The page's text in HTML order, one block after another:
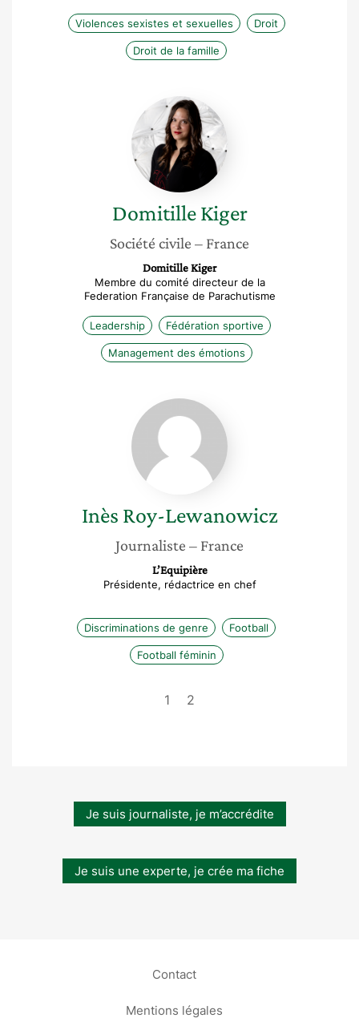
Violences sexistes et sexuelles Droit
Droit de la famille
Domitille
Kiger
Domitille Kiger
Société civile – France
Domitille Kiger
Membre du comité directeur de la
Federation Française de Parachutisme
Leadership Fédération sportive
Management des émotions
Inès
Roy-
Lewanowicz
Inès Roy-Lewanowicz
Journaliste – France
L’Equipière
Présidente, rédactrice en chef
Discriminations de genre Football
Football féminin
1 2
Je suis journaliste, je m’accrédite
Je suis une experte, je crée ma fiche
Contact
Mentions légales